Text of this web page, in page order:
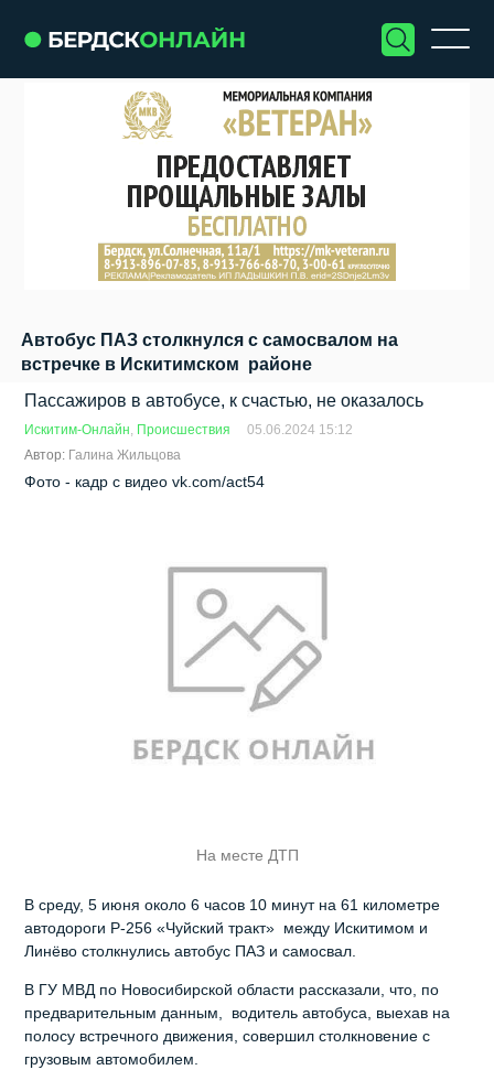
Автобус ПАЗ столкнулся с самосвалом на
встречке в Искитимском районе
Пассажиров в автобусе, к счастью, не оказалось
Искитим-Онлайн, Происшествия
05.06.2024 15:12
Автор: Галина Жильцова
Фото - кадр с видео vk.com/act54
На месте ДТП
В среду, 5 июня около 6 часов 10 минут на 61 километре
автодороги Р-256 «Чуйский тракт» между Искитимом и
Линёво столкнулись автобус ПАЗ и самосвал.
В ГУ МВД по Новосибирской области рассказали, что, по
предварительным данным, водитель автобуса, выехав на
полосу встречного движения, совершил столкновение с
грузовым автомобилем.